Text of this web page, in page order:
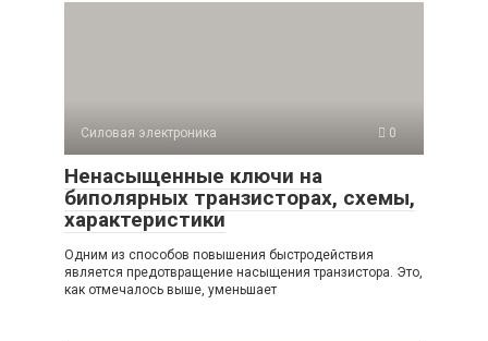
Силовая электроника 0
Ненасыщенные ключи на
биполярных транзисторах, схемы,
характеристики
Одним из способов повышения быстродействия
является предотвращение насыщения транзистора. Это,
как отмечалось выше, уменьшает